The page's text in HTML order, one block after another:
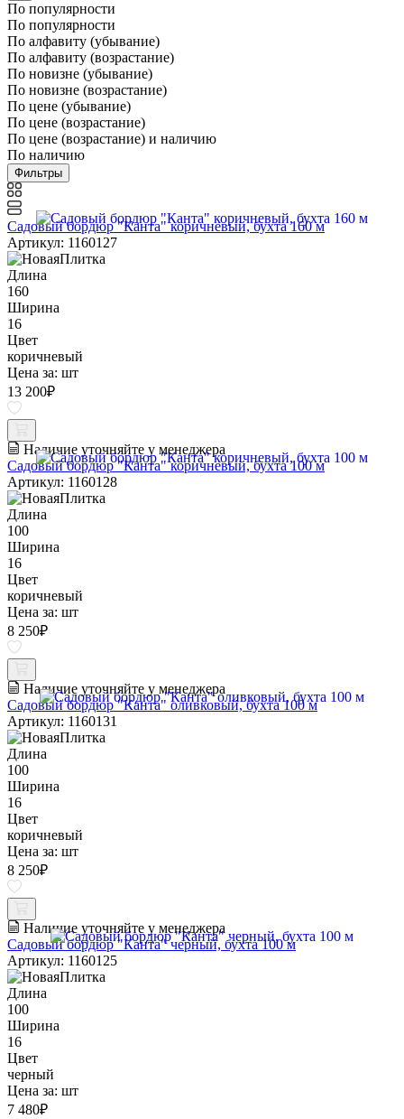
По популярности
По популярности
По алфавиту (убывание)
По алфавиту (возрастание)
По новизне (убывание)
По новизне (возрастание)
По цене (убывание)
По цене (возрастание)
По цене (возрастание) и наличию
По наличию
Фильтры
Садовый бордюр "Канта" коричневый, бухта 160 м
Артикул: 1160127
Длина
160
Ширина
16
Цвет
коричневый
Цена за: шт
13 200₽
Наличие уточняйте у менеджера
Садовый бордюр "Канта" коричневый, бухта 100 м
Артикул: 1160128
Длина
100
Ширина
16
Цвет
коричневый
Цена за: шт
8 250₽
Наличие уточняйте у менеджера
Садовый бордюр "Канта" оливковый, бухта 100 м
Артикул: 1160131
Длина
100
Ширина
16
Цвет
коричневый
Цена за: шт
8 250₽
Наличие уточняйте у менеджера
Садовый бордюр "Канта" черный, бухта 100 м
Артикул: 1160125
Длина
100
Ширина
16
Цвет
черный
Цена за: шт
7 480₽